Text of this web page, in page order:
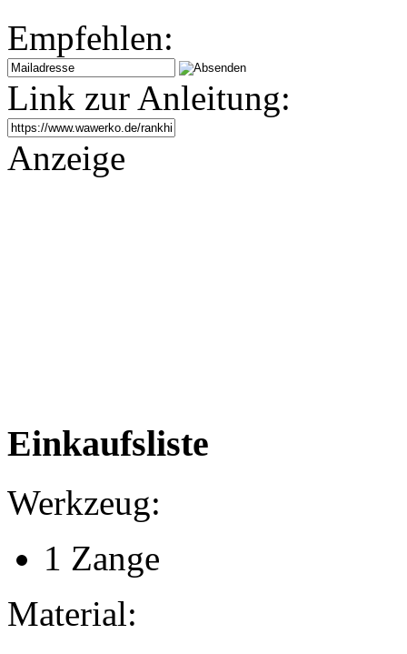
Empfehlen:
Link zur Anleitung:
Anzeige
Einkaufsliste
Werkzeug:
1 Zange
Material: